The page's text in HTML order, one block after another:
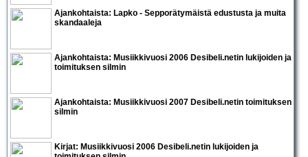
Ajankohtaista: Lapko - Sepporätymäistä edustusta ja muita
skandaaleja
Ajankohtaista: Musiikkivuosi 2006 Desibeli.netin lukijoiden ja
toimituksen silmin
Ajankohtaista: Musiikkivuosi 2007 Desibeli.netin toimituksen
silmin
Kirjat: Musiikkivuosi 2006 Desibeli.netin lukijoiden ja